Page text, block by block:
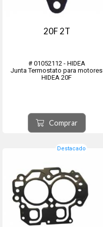
20F 2T
# 01052112 - HIDEA
Junta Termostato para motores
HIDEA 20F
Comprar
Destacado